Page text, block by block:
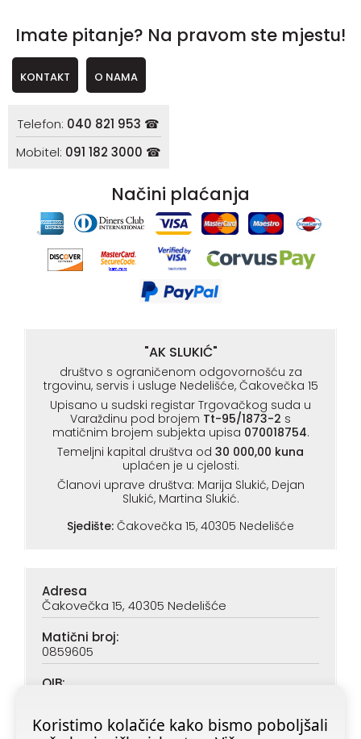
Koristimo kolačiće kako bismo poboljšali
Imate pitanje? Na pravom ste mjestu!
KONTAKT O NAMA
Telefon: 040 821 953 ☎
Mobitel: 091 182 3000 ☎
Načini plaćanja
"AK SLUKIĆ"
društvo s ograničenom odgovornošću za
trgovinu, servis i usluge Nedelišće, Čakovečka 15
Upisano u sudski registar Trgovačkog suda u
Varaždinu pod brojem Tt-95/1873-2 s
matičnim brojem subjekta upisa 070018754.
Temeljni kapital društva od 30 000,00 kuna
uplaćen je u cjelosti.
Članovi uprave društva: Marija Slukić, Dejan
Slukić, Martina Slukić.
Sjedište: Čakovečka 15, 40305 Nedelišće
Adresa
Čakovečka 15, 40305 Nedelišće
Matični broj:
0859605
OIB:
IBAN (PBZ):